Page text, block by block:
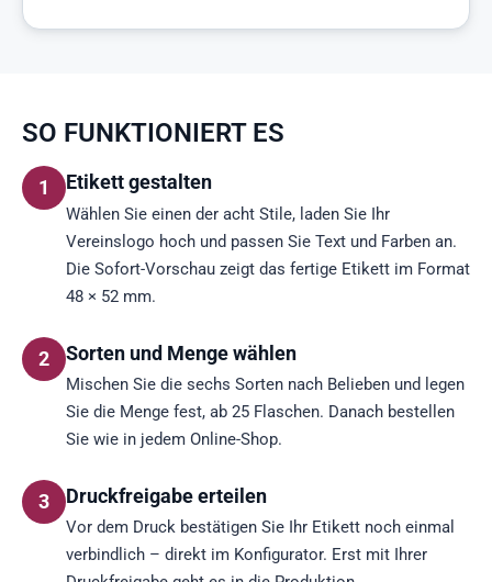
SO FUNKTIONIERT ES
1 Etikett gestalten
Wählen Sie einen der acht Stile, laden Sie Ihr
Vereinslogo hoch und passen Sie Text und Farben an.
Die Sofort-Vorschau zeigt das fertige Etikett im Format
48 × 52 mm.
2 Sorten und Menge wählen
Mischen Sie die sechs Sorten nach Belieben und legen
Sie die Menge fest, ab 25 Flaschen. Danach bestellen
Sie wie in jedem Online-Shop.
3 Druckfreigabe erteilen
Vor dem Druck bestätigen Sie Ihr Etikett noch einmal
verbindlich – direkt im Konfigurator. Erst mit Ihrer